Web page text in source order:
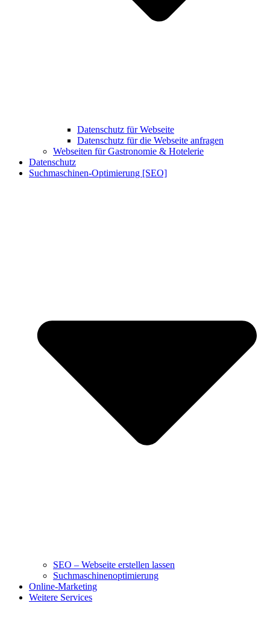
Datenschutz für Webseite
Datenschutz für die Webseite anfragen
Webseiten für Gastronomie & Hotelerie
Datenschutz
Suchmaschinen-Optimierung [SEO]
SEO – Webseite erstellen lassen
Suchmaschinenoptimierung
Online-Marketing
Weitere Services